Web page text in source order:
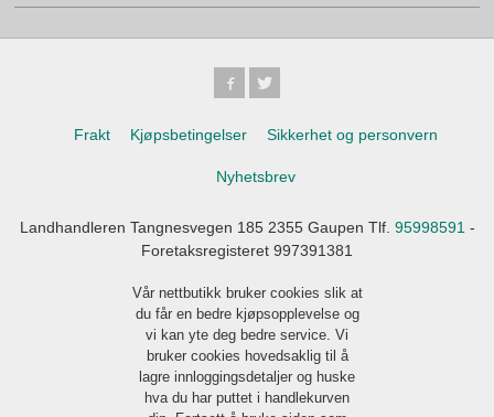
Frakt Kjøpsbetingelser Sikkerhet og personvern
Nyhetsbrev
Landhandleren Tangnesvegen 185 2355 Gaupen Tlf. 95998591-
Foretaksregisteret 997391381
Vår nettbutikk bruker cookies slik at
du får en bedre kjøpsopplevelse og
vi kan yte deg bedre service. Vi
bruker cookies hovedsaklig til å
lagre innloggingsdetaljer og huske
hva du har puttet i handlekurven